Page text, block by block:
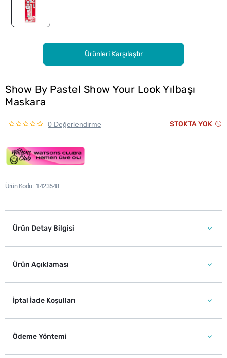
Ürünleri Karşılaştır
Show By Pastel Show Your Look Yılbaşı
Maskara
0 Değerlendirme STOKTA YOK
Ürün Kodu 1423548
Ürün Detay Bilgisi
Ürün Açıklaması
İptal İade Koşulları
Ödeme Yöntemi